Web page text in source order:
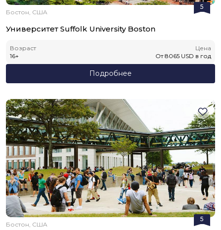
5
Бостон, США
Университет Suffolk University Boston
Возраст
16+
Цена
От 8065 USD в год
Подробнее
5
Бостон, США